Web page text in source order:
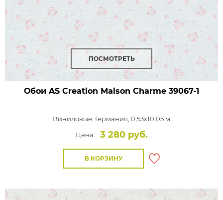
ПОСМОТРЕТЬ
Обои AS Creation Maison Charme 39067-1
Виниловые, Германия, 0,53x10,05 м
Цена:
3 280 руб.
В КОРЗИНУ